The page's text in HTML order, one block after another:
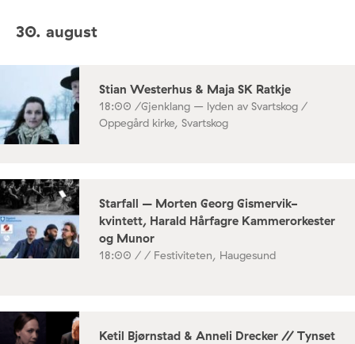
30. august
Stian Westerhus & Maja SK Ratkje
18:00 /Gjenklang – lyden av Svartskog /
Oppegård kirke, Svartskog
Starfall – Morten Georg Gismervik-
kvintett, Harald Hårfagre Kammerorkester
og Munor
18:00 / / Festiviteten, Haugesund
Ketil Bjørnstad & Anneli Drecker // Tynset